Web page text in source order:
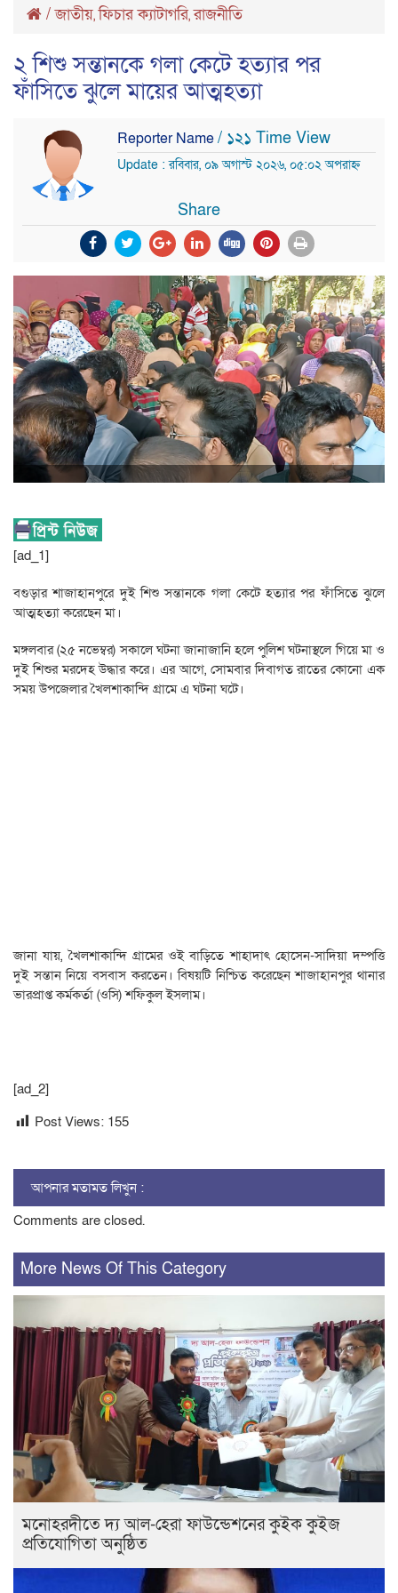
/জাতীয়,ফিচার ক্যাটাগরি,রাজনীতি
২ শিশু সন্তানকে গলা কেটে হত্যার পর
ফাঁসিতে ঝুলে মায়ের আত্মহত্যা
Reporter Name/ ১২১ Time View
Update : রবিবার, ০৯ অগাস্ট ২০২৬, ০৫:০২ অপরাহ্ন
Share
[ad_1]
বগুড়ার শাজাহানপুরে দুই শিশু সন্তানকে গলা কেটে হত্যার পর ফাঁসিতে ঝুলে
আত্মহত্যা করেছেন মা।
মঙ্গলবার (২৫ নভেম্বর) সকালে ঘটনা জানাজানি হলে পুলিশ ঘটনাস্থলে গিয়ে মা ও
দুই শিশুর মরদেহ উদ্ধার করে। এর আগে, সোমবার দিবাগত রাতের কোনো এক
সময় উপজেলার খৈলশাকান্দি গ্রামে এ ঘটনা ঘটে।
জানা যায়, খৈলশাকান্দি গ্রামের ওই বাড়িতে শাহাদাৎ হোসেন-সাদিয়া দম্পত্তি
দুই সন্তান নিয়ে বসবাস করতেন। বিষয়টি নিশ্চিত করেছেন শাজাহানপুর থানার
ভারপ্রাপ্ত কর্মকর্তা (ওসি) শফিকুল ইসলাম।
[ad_2]
Post Views: 155
আপনার মতামত লিখুন :
Comments are closed.
More News Of This Category
মনোহরদীতে দ্য আল-হেরা ফাউন্ডেশনের কুইক কুইজ
প্রতিযোগিতা অনুষ্ঠিত